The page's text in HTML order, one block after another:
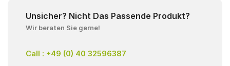
Unsicher? Nicht Das Passende Produkt?
Wir beraten Sie gerne!
Call : +49 (0) 40 32596387